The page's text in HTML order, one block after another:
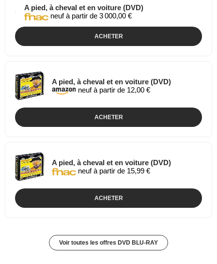
A pied, à cheval et en voiture (DVD)
neuf à partir de 3 000,00 €
ACHETER
A pied, à cheval et en voiture (DVD)
neuf à partir de 12,00 €
ACHETER
A pied, à cheval et en voiture (DVD)
neuf à partir de 15,99 €
ACHETER
Voir toutes les offres DVD BLU-RAY